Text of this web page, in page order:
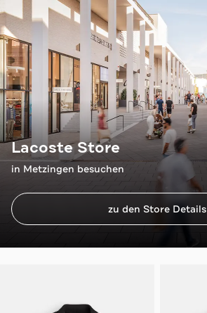
Lacoste Store
in Metzingen besuchen
zu den Store Details